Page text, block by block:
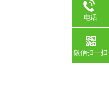
电话
微信扫一扫